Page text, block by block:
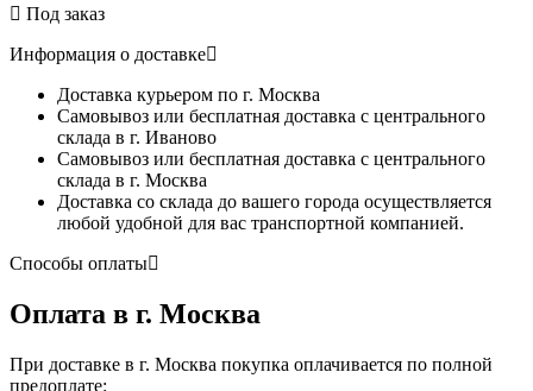
Под заказ
Информация о доставке
Доставка курьером по г. Москва
Самовывоз или бесплатная доставка с центрального
склада в г. Иваново
Самовывоз или бесплатная доставка с центрального
склада в г. Москва
Доставка со склада до вашего города осуществляется
любой удобной для вас транспортной компанией.
Способы оплаты
Оплата в г. Москва
При доставке в г. Москва покупка оплачивается по полной
предоплате: